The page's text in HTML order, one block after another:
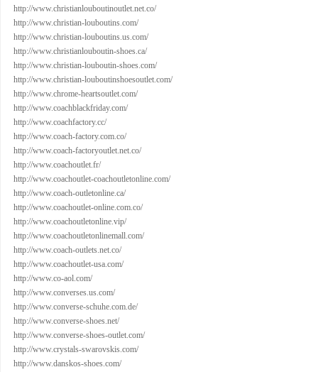
http://www.christianlouboutinoutlet.net.co/
http://www.christian-louboutins.com/
http://www.christian-louboutins.us.com/
http://www.christianlouboutin-shoes.ca/
http://www.christian-louboutin-shoes.com/
http://www.christian-louboutinshoesoutlet.com/
http://www.chrome-heartsoutlet.com/
http://www.coachblackfriday.com/
http://www.coachfactory.cc/
http://www.coach-factory.com.co/
http://www.coach-factoryoutlet.net.co/
http://www.coachoutlet.fr/
http://www.coachoutlet-coachoutletonline.com/
http://www.coach-outletonline.ca/
http://www.coachoutlet-online.com.co/
http://www.coachoutletonline.vip/
http://www.coachoutletonlinemall.com/
http://www.coach-outlets.net.co/
http://www.coachoutlet-usa.com/
http://www.co-aol.com/
http://www.converses.us.com/
http://www.converse-schuhe.com.de/
http://www.converse-shoes.net/
http://www.converse-shoes-outlet.com/
http://www.crystals-swarovskis.com/
http://www.danskos-shoes.com/